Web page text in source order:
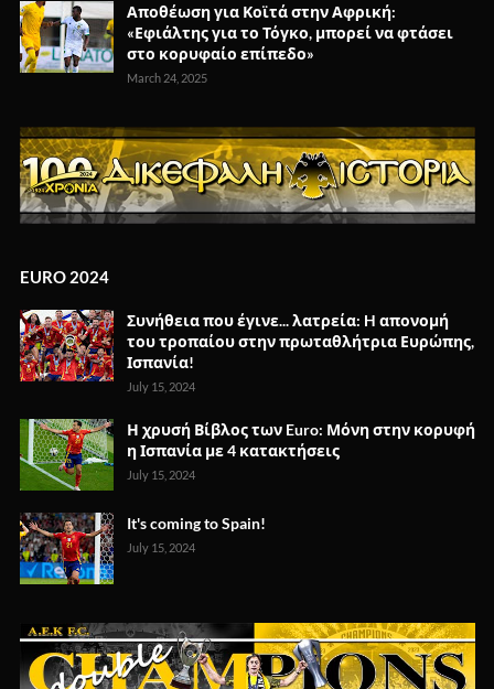
Αποθέωση για Κοϊτά στην Αφρική:
«Εφιάλτης για το Τόγκο, μπορεί να φτάσει
στο κορυφαίο επίπεδο»
March 24, 2025
EURO 2024
Συνήθεια που έγινε... λατρεία: H απονομή
του τροπαίου στην πρωταθλήτρια Ευρώπης,
Ισπανία!
July 15, 2024
Η χρυσή Βίβλος των Euro: Μόνη στην κορυφή
η Ισπανία με 4 κατακτήσεις
July 15, 2024
It's coming to Spain!
July 15, 2024